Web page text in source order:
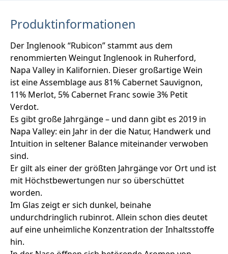
Produktinformationen
Der Inglenook “Rubicon” stammt aus dem
renommierten Weingut Inglenook in Ruherford,
Napa Valley in Kalifornien. Dieser großartige Wein
ist eine Assemblage aus 81% Cabernet Sauvignon,
11% Merlot, 5% Cabernet Franc sowie 3% Petit
Verdot.
Es gibt große Jahrgänge – und dann gibt es 2019 in
Napa Valley: ein Jahr in der die Natur, Handwerk und
Intuition in seltener Balance miteinander verwoben
sind.
Er gilt als einer der größten Jahrgänge vor Ort und ist
mit Höchstbewertungen nur so überschüttet
worden.
Im Glas zeigt er sich dunkel, beinahe
undurchdringlich rubinrot. Allein schon dies deutet
auf eine unheimliche Konzentration der Inhaltsstoffe
hin.